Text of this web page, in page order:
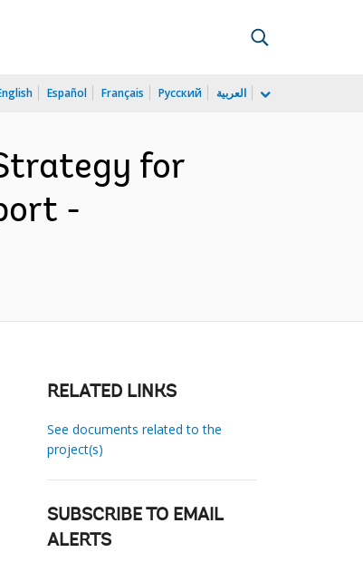
Español Français Русский العربية
for
-
RELATED LINKS
See documents related to the
project(s)
SUBSCRIBE TO EMAIL
ALERTS